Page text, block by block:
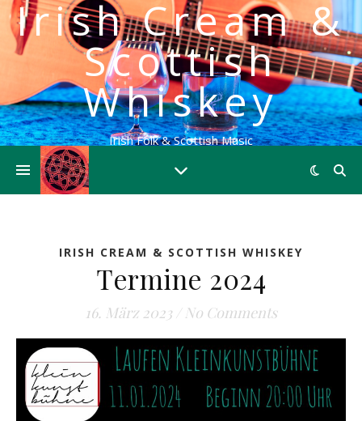
Irish Cream &
Scottish
Whiskey
Irish Folk & Scottish Music
IRISH CREAM & SCOTTISH WHISKEY
Termine 2024
16. März 2023 No Comments